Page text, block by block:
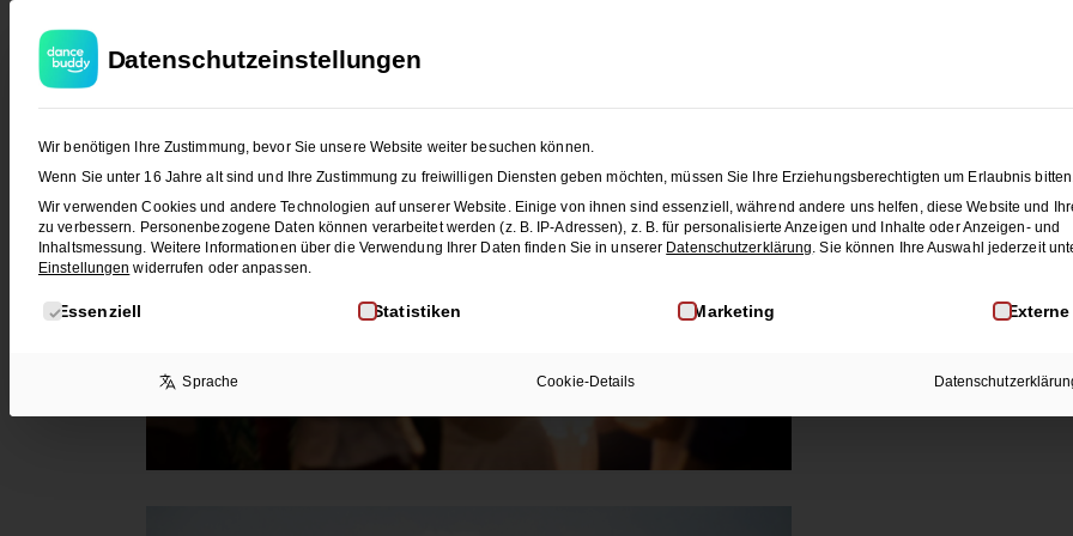
ALLGEMEIN HOCHZEIT
Dein
brauche ich als
wie du dich…
Datenschutzeinstellungen
Wir benötigen Ihre Zustimmung, bevor Sie unsere Website weiter besuchen können.
Wenn Sie unter 16 Jahre alt sind und Ihre Zustimmung zu freiwilligen Diensten geben möchten, müssen Sie Ihre Erziehungsberechtigten um Erlaubnis
Wir verwenden Cookies und andere Technologien auf unserer Website. Einige von ihnen sind essenziell, während andere uns helfen, diese Website und
zu verbessern. Personenbezogene Daten können verarbeitet werden (z. B. IP-Adressen), z. B. für personalisierte Anzeigen und Inhalte oder Anzeigen- und
Inhaltsmessung. Weitere Informationen über die Verwendung Ihrer Daten finden Sie in unserer Datenschutzerklärung. Sie können Ihre Auswahl jederzeit
Einstellungen widerrufen oder anpassen.
Es folgt eine Liste der Service-Gruppen, für die eine Einwilligung erteilt werden kann. Die erste Service-Gruppe
Essenziell Statistiken Marketing
Sprache Cookie-Details